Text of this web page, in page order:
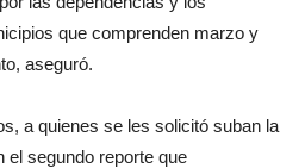
que comprenden marzo y
aseguró.
a quienes se les solicitó suban la
el segundo reporte que